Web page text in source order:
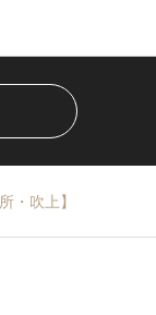
・吹上】